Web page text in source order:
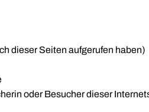
dieser Seiten aufgerufen haben)
oder Besucher dieser